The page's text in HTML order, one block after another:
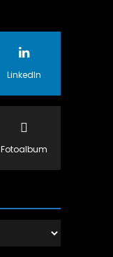
LinkedIn
Fotoalbum